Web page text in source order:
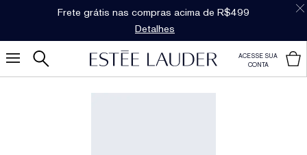
Dúvidas sobre produtos?Fale com um personal
shopper
ACESSE SUA
CONTA